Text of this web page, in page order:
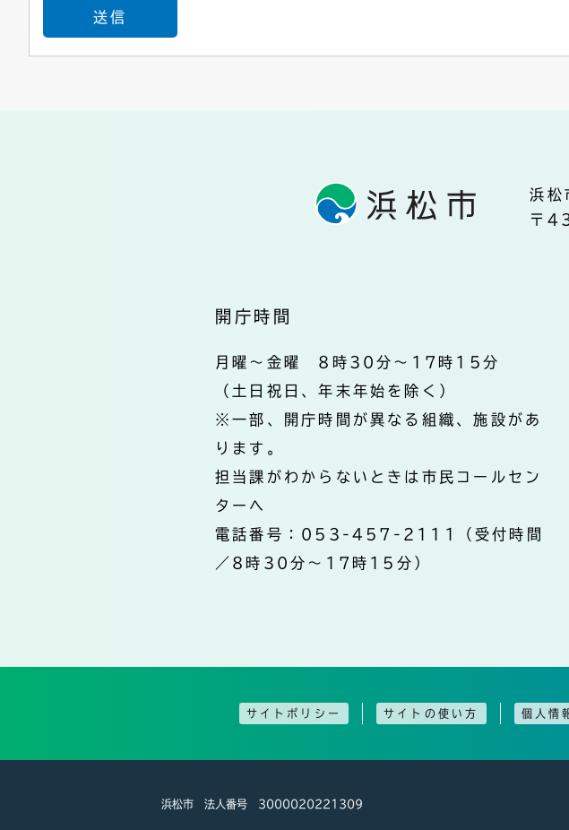
浜松
〒
開庁時間
月曜～金曜 8時30分～17時15分
（土日祝日、年末年始を除く）
※一部、開庁時間が異なる組織、施設があ
ります。
担当課がわからないときは市民コールセン
ターへ
電話番号：053-457-2111（受付時間
／8時30分～17時15分）
サイトポリシー サイトの使い方 個人情
浜松市 法人番号 3000020221309